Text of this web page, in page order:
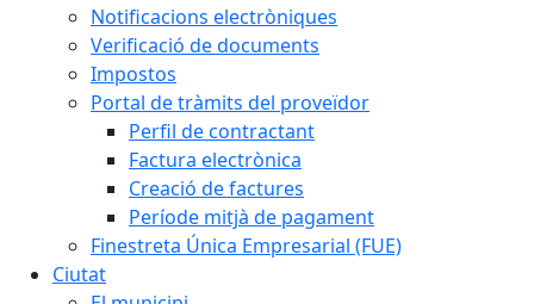
Notificacions electròniques
Verificació de documents
Impostos
Portal de tràmits del proveïdor
Perfil de contractant
Factura electrònica
Creació de factures
Període mitjà de pagament
Finestreta Única Empresarial (FUE)
Ciutat